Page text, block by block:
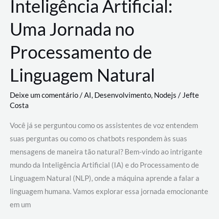
Inteligência Artificial:
Uma Jornada no
Processamento de
Linguagem Natural
Deixe um comentário/AI, Desenvolvimento, Nodejs / Jefte
Costa
Você já se perguntou como os assistentes de voz entendem
suas perguntas ou como os chatbots respondem às suas
mensagens de maneira tão natural? Bem-vindo ao intrigante
mundo da Inteligência Artificial (IA) e do Processamento de
Linguagem Natural (NLP), onde a máquina aprende a falar a
linguagem humana. Vamos explorar essa jornada emocionante
em um